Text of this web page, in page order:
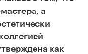
а
как